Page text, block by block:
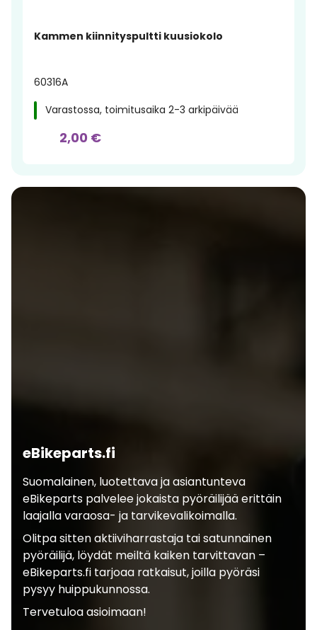
Kammen kiinnityspultti kuusiokolo
60316A
Varastossa, toimitusaika 2-3 arkipäivää
2,00 €
eBikeparts.fi
Suomalainen, luotettava ja asiantunteva
eBikeparts palvelee jokaista pyöräilijää erittäin
laajalla varaosa- ja tarvikevalikoimalla.
Olitpa sitten aktiiviharrastaja tai satunnainen
pyöräilijä, löydät meiltä kaiken tarvittavan –
eBikeparts.fi tarjoaa ratkaisut, joilla pyöräsi
pysyy huippukunnossa.
Tervetuloa asioimaan!